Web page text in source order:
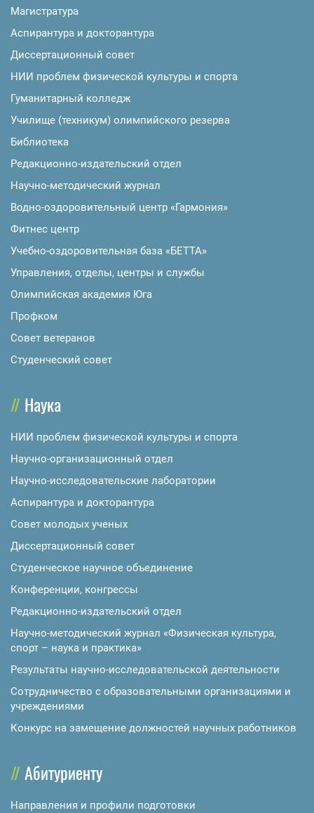
Магистратура
Аспирантура и докторантура
Диссертационный совет
НИИ проблем физической культуры и спорта
Гуманитарный колледж
Училище (техникум) олимпийского резерва
Библиотека
Редакционно-издательский отдел
Научно-методический журнал
Водно-оздоровительный центр «Гармония»
Фитнес центр
Учебно-оздоровительная база «БЕТТА»
Управления, отделы, центры и службы
Олимпийская академия Юга
Профком
Совет ветеранов
Студенческий совет
Наука
НИИ проблем физической культуры и спорта
Научно-организационный отдел
Научно-исследовательские лаборатории
Аспирантура и докторантура
Совет молодых ученых
Диссертационный совет
Студенческое научное объединение
Конференции, конгрессы
Редакционно-издательский отдел
Научно-методический журнал «Физическая культура,
спорт – наука и практика»
Результаты научно-исследовательской деятельности
Сотрудничество с образовательными организациями и
учреждениями
Конкурс на замещение должностей научных работников
Абитуриенту
Направления и профили подготовки